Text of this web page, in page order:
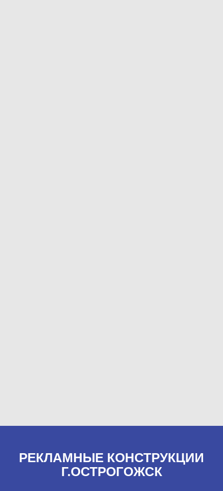
РЕКЛАМНЫЕ КОНСТРУКЦИИ
Г.ОСТРОГОЖСК